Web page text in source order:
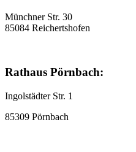
Münchner Str. 30
85084 Reichertshofen
Rathaus Pörnbach:
Ingolstädter Str. 1
85309 Pörnbach